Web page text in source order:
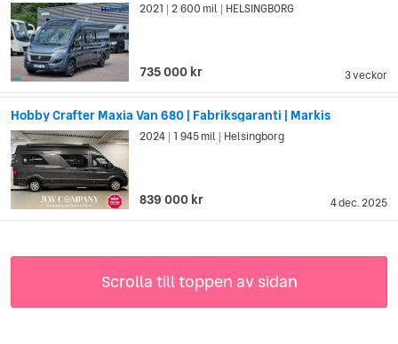
3 veckor
2021 2 600 mil HELSINGBORG
735 000 kr
Hobby Crafter Maxia Van 680 | Fabriksgaranti | Markis
4 dec. 2025
2024 1 945 mil Helsingborg
839 000 kr
Scrolla till toppen av sidan